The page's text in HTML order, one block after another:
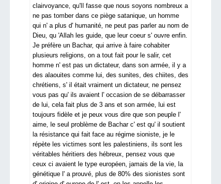
clairvoyance, qu'Il fasse que nous soyons nombreux a
ne pas tomber dans ce piège satanique, un homme
qui n' a plus d' humanité, ne peut pas parler au nom de
Dieu, qu 'Allah les guide, que leur coeur s' ouvre enfin.
Je préfère un Bachar, qui arrive à faire cohabiter
plusieurs religions, on a tout fait pour le salir, cet
homme n' est pas un dictateur, dans son armée, il y a
des alaouites comme lui, des sunites, des chiites, des
chrétiens, s' il était vraiment un dictateur, ne pensez
vous pas qu' ils avaient l' occasion de se débarrasser
de lui, cela fait plus de 3 ans et son armée, lui est
toujours fidèle et je peux vous dire que son peuple l'
aime, le seul problème de Bachar c' est qu' il soutient
la résistance qui fait face au régime sioniste, je le
répète les victimes sont les palestiniens, ils sont les
véritables héritiers des hébreux, pensez vous que
ceux ci avaient le type européen, jamais de la vie, la
génétique l' a prouvé, plus de 80% des sionistes sont